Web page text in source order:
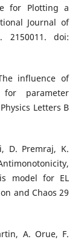
for Plotting a
Journal of
2150011. doi:
influence of
parameter
Letters B
D. Premraj, K.
model for EL
and Chaos 29
A. Orue, F.